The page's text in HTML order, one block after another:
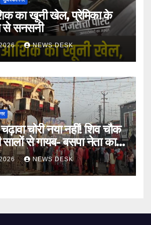
का खूनी खेल, प्रेमिका के
से सनसनी
NEWS DESK
चोरी नया नहीं! शिव चौक
सालों से गायब- बसपा नेता का
NEWS DESK